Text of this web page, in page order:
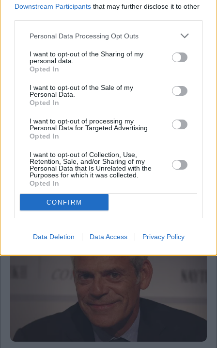
Downstream Participants that may further disclose it to other
Personal Data Processing Opt Outs
I want to opt-out of the Sharing of my
personal data.
Opted In
I want to opt-out of the Sale of my
Personal Data.
Opted In
I want to opt-out of processing my
Personal Data for Targeted Advertising.
Opted In
I want to opt-out of Collection, Use,
Retention, Sale, and/or Sharing of my
Personal Data that Is Unrelated with the
Purposes for which it was collected.
Opted In
CONFIRM
Data Deletion Data Access Privacy Policy
μείωσης του ενεργειακού κόστους
Business
Βλάσσης Γεωργάτος (Γρηγόρης): Έρχονται
αυξήσεις τιμών – Μη βιώσιμο το ενεργειακό
κόστος